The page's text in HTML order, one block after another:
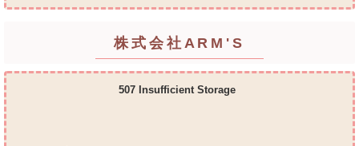
株式会社ARM'S
507 Insufficient Storage